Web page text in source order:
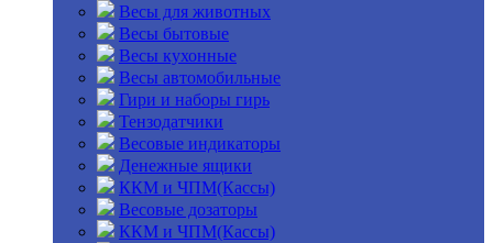
Весы для животных
Весы бытовые
Весы кухонные
Весы автомобильные
Гири и наборы гирь
Тензодатчики
Весовые индикаторы
Денежные ящики
ККМ и ЧПМ(Кассы)
Весовые дозаторы
ККМ и ЧПМ(Кассы)